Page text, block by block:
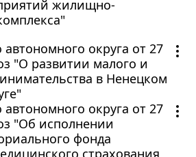
жилищно-
округа от 27
"О развитии малого и
в Ненецком
округа от 27
"Об исполнении
фонда
страхования